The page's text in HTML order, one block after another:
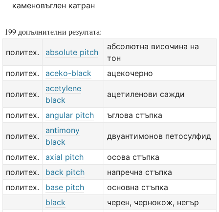
каменовъглен катран
199 допълнителни резултата:
политех. absolute pitch
абсолютна височина на
тон
политех.
aceko-black ацекочерно
политех.
acetylene
black
ацетиленови сажди
политех. angular pitch ъглова стъпка
политех.
antimony
black
двуантимонов петосулфид
политех. axial pitch
осова стъпка
политех.
back pitch
напречна стъпка
политех.
base pitch
основна стъпка
black
черен, чернокож, негър